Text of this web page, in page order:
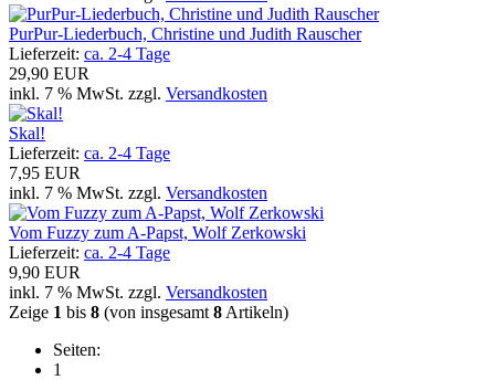
PurPur-Liederbuch, Christine und Judith Rauscher
Lieferzeit: ca. 2-4 Tage
29,90 EUR
inkl. 7 % MwSt. zzgl. Versandkosten
Skal!
Lieferzeit: ca. 2-4 Tage
7,95 EUR
inkl. 7 % MwSt. zzgl. Versandkosten
Vom Fuzzy zum A-Papst, Wolf Zerkowski
Lieferzeit: ca. 2-4 Tage
9,90 EUR
inkl. 7 % MwSt. zzgl. Versandkosten
Zeige 1 bis 8 (von insgesamt 8 Artikeln)
Seiten:
1